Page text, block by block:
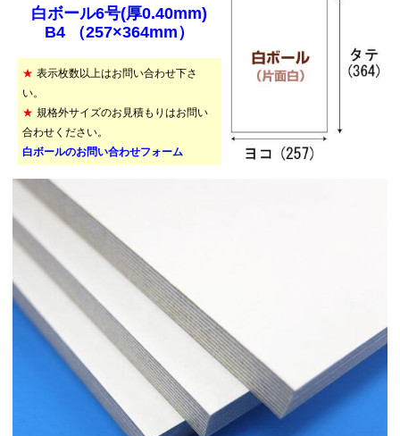
白ボール6号(厚0.40mm)
B4 （257×364mm）
★ 表示枚数以上はお問い合わせ下さ
い。
★ 規格外サイズのお見積もりはお問い
合わせください。
白ボールのお問い合わせフォーム